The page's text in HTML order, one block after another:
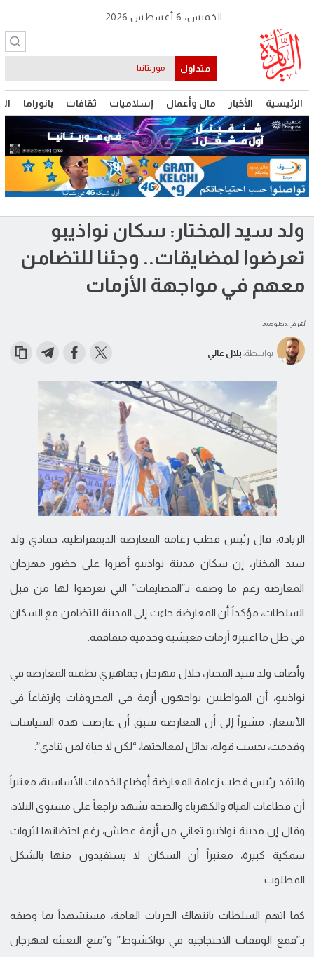
الرئيسية الأخبار مال وأعمال إسلاميات ثقافات بانوراما
الخميس، 6 أغسطس 2026
متداول موريتانيا
ولد سيد المختار: سكان نواذيبو
تعرضوا لمضايقات.. وجئنا للتضامن
معهم في مواجهة الأزمات
نُشر في: 5 يوليو 2026
بواسطة: بلال عالي
الريادة: قال رئيس قطب زعامة المعارضة الديمقراطية، حمادي ولد
سيد المختار، إن سكان مدينة نواذيبو أصروا على حضور مهرجان
المعارضة رغم ما وصفه بـ”المضايقات” التي تعرضوا لها من قبل
السلطات، مؤكداً أن المعارضة جاءت إلى المدينة للتضامن مع السكان
في ظل ما اعتبره أزمات معيشية وخدمية متفاقمة.
وأضاف ولد سيد المختار، خلال مهرجان جماهيري نظمته المعارضة في
نواذيبو، أن المواطنين يواجهون أزمة في المحروقات وارتفاعاً في
الأسعار، مشيراً إلى أن المعارضة سبق أن عارضت هذه السياسات
وقدمت، بحسب قوله، بدائل لمعالجتها، “لكن لا حياة لمن تنادي”.
وانتقد رئيس قطب زعامة المعارضة أوضاع الخدمات الأساسية، معتبراً
أن قطاعات المياه والكهرباء والصحة تشهد تراجعاً على مستوى البلاد،
وقال إن مدينة نواذيبو تعاني من أزمة عطش، رغم احتضانها لثروات
سمكية كبيرة، معتبراً أن السكان لا يستفيدون منها بالشكل
المطلوب.
كما اتهم السلطات بانتهاك الحريات العامة، مستشهداً بما وصفه
بـ”قمع الوقفات الاحتجاجية في نواكشوط” و”منع التعبئة لمهرجان